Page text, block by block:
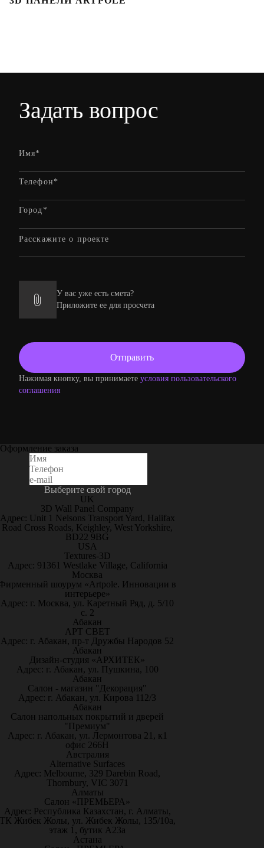
Задать вопрос
У вас уже есть смета?
Приложите ее для просчета
Нажимая кнопку, вы принимаете условия пользовательского
соглашения
Оформление заказа
Выберите свой город
UK
3D Wall Panel Company
Адрес: Unit 1 Nelsons Transport Yard, Halifax
Road Cross Roads, Keighley, West Yorkshire,
BD22 9BG
USA
Textures-3D
Адрес: 91361 Westlake Village, California
Москва
шоурум «Artpole. Инновации в
интерьере»
Адрес: г. Москва, ул. Каретный Ряд, д. 5/10
с. 2
Абакан
АРТ СВЕТ
Адрес: г. Абакан, пр-т Дружбы Народов 52
Абакан
Дизайн-студия «АРХИТЕК»
Адрес: г. Абакан, ул. Пушкина, 100
Абакан
Салон - магазин "Декорация"
Адрес: г. Абакан, ул. Кирова 112/3
Абакан
Салон напольных покрытий и дверей
"Премиум"
Адрес: г. Абакан, ул. Лермонтова 21, к1
офис 266Н
Австралия
Alternative Surfaces
Адрес: Melbourne, 329 Darebin Road,
Thornbury, VIC 3071
Алматы
Салон «ПРЕМЬЕРА»
Адрес: Республика Казахстан, г. Алматы,
Жибек Жолы, ул. Жибек Жолы, 135/10а,
этаж 1, бутик А23а
Астана